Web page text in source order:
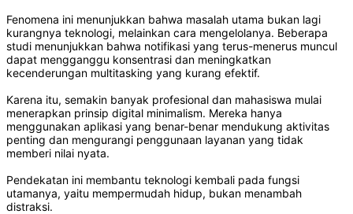
Fenomena ini menunjukkan bahwa masalah utama bukan lagi
kurangnya teknologi, melainkan cara mengelolanya. Beberapa
studi menunjukkan bahwa notifikasi yang terus-menerus muncul
dapat mengganggu konsentrasi dan meningkatkan
kecenderungan multitasking yang kurang efektif.
Karena itu, semakin banyak profesional dan mahasiswa mulai
menerapkan prinsip digital minimalism. Mereka hanya
menggunakan aplikasi yang benar-benar mendukung aktivitas
penting dan mengurangi penggunaan layanan yang tidak
memberi nilai nyata.
Pendekatan ini membantu teknologi kembali pada fungsi
utamanya, yaitu mempermudah hidup, bukan menambah
distraksi.